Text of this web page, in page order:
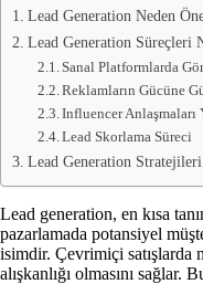
Lead Generation Neden
Lead Generation Süreçleri
Sanal Platformlarda
Reklamların Gücüne
Influencer Anlaşmaları
Lead Skorlama Süreci
Lead Generation
Lead generation, en kısa
pazarlamada potansiyel
isimdir. Çevrimiçi satışlarda
alışkanlığı olmasını